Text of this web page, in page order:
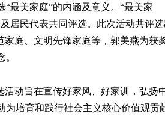
美家庭”的内涵及意义。“最美家
居民代表共同评选。此次活动共评选
家庭、文明先锋家庭等，郭美燕为获
动旨在宣传好家风、好家训，弘扬
为培育和践行社会主义核心价值观贡